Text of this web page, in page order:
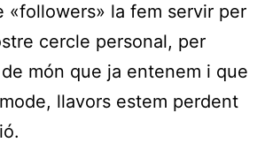
«followers» la fem servir per
cercle personal, per
món que ja entenem i que
llavors estem perdent